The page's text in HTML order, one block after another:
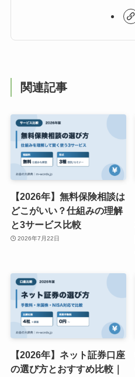
関連記事
【2026年】無料保険相談は
どこがいい？仕組みの理解
と3サービス比較
2026年7月22日
【2026年】ネット証券口座
の選び方とおすすめ比較｜